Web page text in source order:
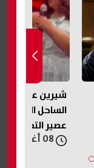
شيرين عبد
الساحل
عصير التفاح
تانية؟»